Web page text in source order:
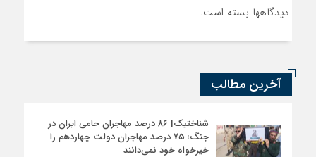
دیدگاهها بسته است.
آخرین مطالب
شناختیک| ۸۶ درصد مهاجران حامی ایران در
جنگ؛ ۷۵ درصد مهاجران دولت چهاردهم را
خیرخواه خود نمی‌دانند